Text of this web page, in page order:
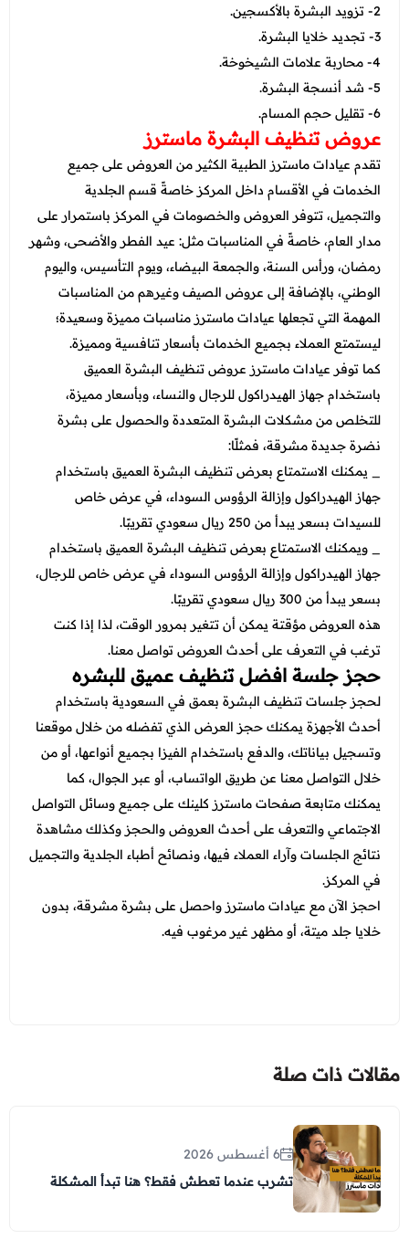
2- تزويد البشرة بالأكسجين.
3- تجديد خلايا البشرة.
4- محاربة علامات الشيخوخة.
5- شد أنسجة البشرة.
6- تقليل حجم المسام.
عروض تنظيف البشرة ماسترز
تقدم عيادات ماسترز الطبية الكثير من العروض على جميع
الخدمات في الأقسام داخل المركز خاصةً قسم الجلدية
والتجميل، تتوفر العروض والخصومات في المركز باستمرار على
مدار العام، خاصةً في المناسبات مثل: عيد الفطر والأضحى، وشهر
رمضان، ورأس السنة، والجمعة البيضاء، ويوم التأسيس، واليوم
الوطني، بالإضافة إلى عروض الصيف وغيرهم من المناسبات
المهمة التي تجعلها عيادات ماسترز مناسبات مميزة وسعيدة؛
ليستمتع العملاء بجميع الخدمات بأسعار تنافسية ومميزة.
كما توفر عيادات ماسترز عروض تنظيف البشرة العميق
باستخدام جهاز الهيدراكول للرجال والنساء، وبأسعار مميزة،
للتخلص من مشكلات البشرة المتعددة والحصول على بشرة
نضرة جديدة مشرقة، فمثلًا:
_ يمكنك الاستمتاع بعرض تنظيف البشرة العميق باستخدام
جهاز الهيدراكول وإزالة الرؤوس السوداء، في عرض خاص
للسيدات بسعر يبدأ من 250 ريال سعودي تقريبًا.
_ ويمكنك الاستمتاع بعرض تنظيف البشرة العميق باستخدام
جهاز الهيدراكول وإزالة الرؤوس السوداء في عرض خاص للرجال،
بسعر يبدأ من 300 ريال سعودي تقريبًا.
هذه العروض مؤقتة يمكن أن تتغير بمرور الوقت، لذا إذا كنت
ترغب في التعرف على أحدث العروض تواصل معنا.
حجز جلسة افضل تنظيف عميق للبشره
لحجز جلسات تنظيف البشرة بعمق في السعودية باستخدام
أحدث الأجهزة يمكنك حجز العرض الذي تفضله من خلال موقعنا
وتسجيل بياناتك، والدفع باستخدام الفيزا بجميع أنواعها، أو من
خلال التواصل معنا عن طريق الواتساب، أو عبر الجوال، كما
يمكنك متابعة صفحات ماسترز كلينك على جميع وسائل التواصل
الاجتماعي والتعرف على أحدث العروض والحجز وكذلك مشاهدة
نتائج الجلسات وآراء العملاء فيها، ونصائح أطباء الجلدية والتجميل
في المركز.
احجز الآن مع عيادات ماسترز واحصل على بشرة مشرقة، بدون
خلايا جلد ميتة، أو مظهر غير مرغوب فيه.
مقالات ذات صلة
6 أغسطس 2026
تشرب عندما تعطش فقط؟ هنا تبدأ المشكلة